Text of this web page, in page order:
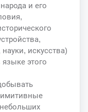
и его
искусства)
этого